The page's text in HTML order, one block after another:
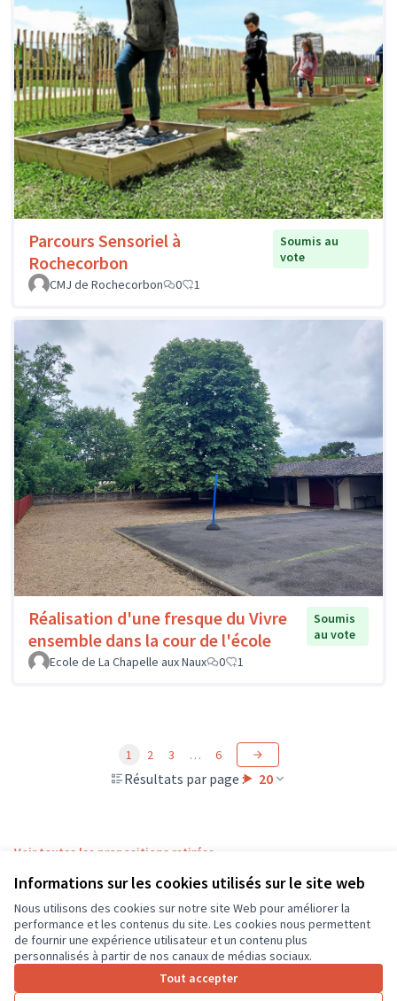
Informations sur les cookies utilisés sur le site web
Nous utilisons des cookies sur notre site Web pour améliorer la
performance et les contenus du site. Les cookies nous permettent
de fournir une expérience utilisateur et un contenu plus
personnalisés à partir de nos canaux de médias sociaux.
Tout accepter
Parcours Sensoriel à
Rochecorbon
Soumis au
vote
CMJ de Rochecorbon
0 1
Réalisation d'une fresque du Vivre
ensemble dans la cour de l'école
Soumis
au vote
Ecole de La Chapelle aux Naux
0 1
Résultats par page : 20
1 2 3 … 6
Voir toutes les propositions retirées
Conditions d'utilisation
Paramètres des cookies
CD37 sur X
(Lien externe)
CD37 sur Facebook
CD37 sur Instagram
CD37 sur YouTube
(Lien externe)